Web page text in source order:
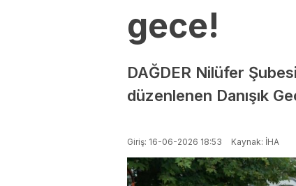
gece!
DAĞDER Nilüfer
düzenlenen Danışık
Giriş: 16-06-2026 18:53 Kaynak: İHA